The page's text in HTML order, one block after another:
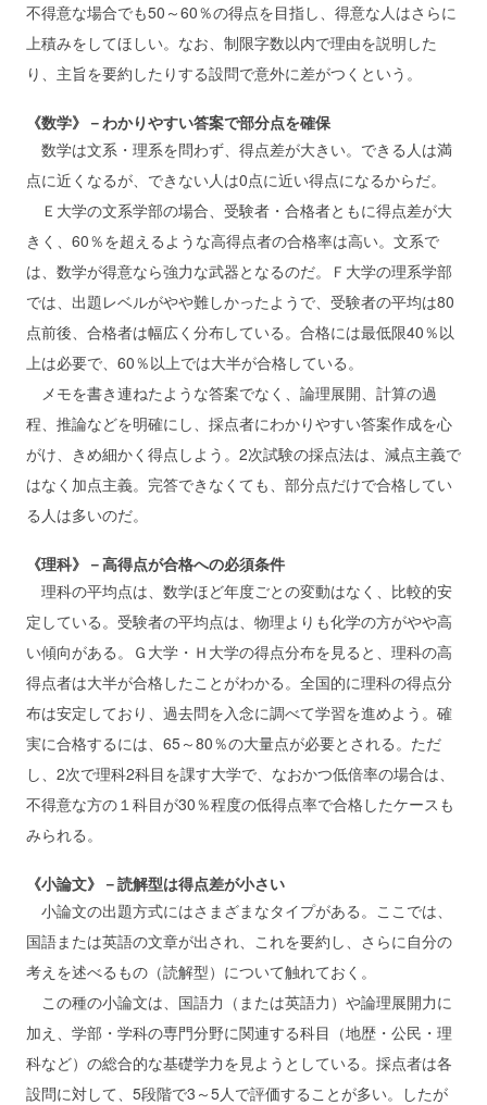
不得意な場合でも50～60％の得点を目指し、得意な人はさらに
上積みをしてほしい。なお、制限字数以内で理由を説明した
り、主旨を要約したりする設問で意外に差がつくという。
《数学》－わかりやすい答案で部分点を確保
数学は文系・理系を問わず、得点差が大きい。できる人は満
点に近くなるが、できない人は0点に近い得点になるからだ。
Ｅ大学の文系学部の場合、受験者・合格者ともに得点差が大
きく、60％を超えるような高得点者の合格率は高い。文系で
は、数学が得意なら強力な武器となるのだ。Ｆ大学の理系学部
では、出題レベルがやや難しかったようで、受験者の平均は80
点前後、合格者は幅広く分布している。合格には最低限40％以
上は必要で、60％以上では大半が合格している。
メモを書き連ねたような答案でなく、論理展開、計算の過
程、推論などを明確にし、採点者にわかりやすい答案作成を心
がけ、きめ細かく得点しよう。2次試験の採点法は、減点主義で
はなく加点主義。完答できなくても、部分点だけで合格してい
る人は多いのだ。
《理科》－高得点が合格への必須条件
理科の平均点は、数学ほど年度ごとの変動はなく、比較的安
定している。受験者の平均点は、物理よりも化学の方がやや高
い傾向がある。Ｇ大学・Ｈ大学の得点分布を見ると、理科の高
得点者は大半が合格したことがわかる。全国的に理科の得点分
布は安定しており、過去問を入念に調べて学習を進めよう。確
実に合格するには、65～80％の大量点が必要とされる。ただ
し、2次で理科2科目を課す大学で、なおかつ低倍率の場合は、
不得意な方の１科目が30％程度の低得点率で合格したケースも
みられる。
《小論文》－読解型は得点差が小さい
小論文の出題方式にはさまざまなタイプがある。ここでは、
国語または英語の文章が出され、これを要約し、さらに自分の
考えを述べるもの（読解型）について触れておく。
この種の小論文は、国語力（または英語力）や論理展開力に
加え、学部・学科の専門分野に関連する科目（地歴・公民・理
科など）の総合的な基礎学力を見ようとしている。採点者は各
設問に対して、5段階で3～5人で評価することが多い。したが